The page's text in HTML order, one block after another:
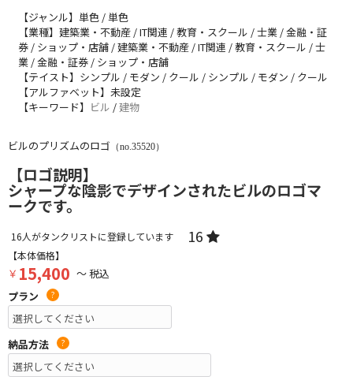
【ジャンル】単色 / 単色
【業種】建築業・不動産 / IT関連 / 教育・スクール / 士業 / 金融・証
券 / ショップ・店舗 / 建築業・不動産 / IT関連 / 教育・スクール / 士
業 / 金融・証券 / ショップ・店舗
【テイスト】シンプル / モダン / クール / シンプル / モダン / クール
【アルファベット】未設定
【キーワード】 ビル /建物
ビルのプリズムのロゴ （no.35520）
【ロゴ説明】
シャープな陰影でデザインされたビルのロゴマ
ークです。
16人がタンクリストに登録しています 16
【本体価格】
￥ 15,400 ～ 税込
プラン
?
納品方法 ?